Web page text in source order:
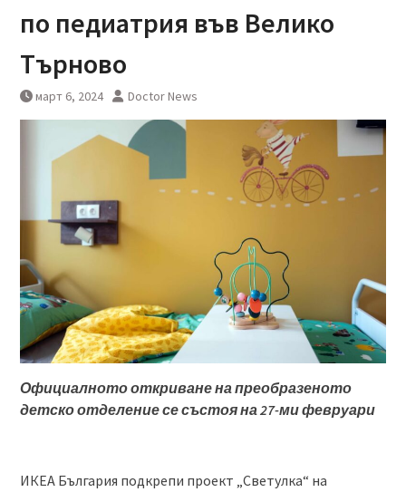
по педиатрия във Велико
Търново
март 6, 2024 Doctor News
Официалното откриване на преобразеното
детско отделение се състоя на 27-ми февруари
ИКЕА България подкрепи проект „Светулка“ на